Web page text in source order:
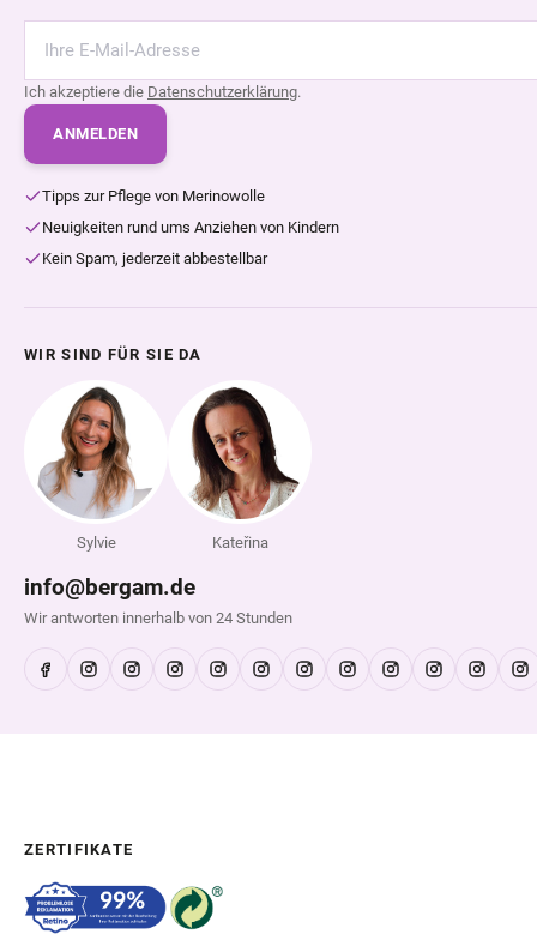
Ich akzeptiere die Datenschutzerklärung.
ANMELDEN
Tipps zur Pflege von Merinowolle
Neuigkeiten rund ums Anziehen von Kindern
Kein Spam, jederzeit abbestellbar
WIR SIND FÜR SIE DA
Sylvie Kateřina
info@bergam.de
Wir antworten innerhalb von 24 Stunden
ZERTIFIKATE